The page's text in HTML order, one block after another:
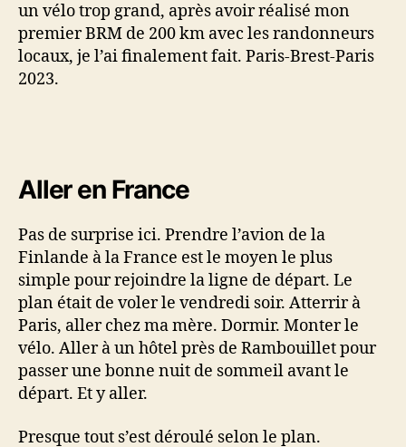
un vélo trop grand, après avoir réalisé mon
premier BRM de 200 km avec les randonneurs
locaux, je l’ai finalement fait. Paris-Brest-Paris
2023.
Aller en France
Pas de surprise ici. Prendre l’avion de la
Finlande à la France est le moyen le plus
simple pour rejoindre la ligne de départ. Le
plan était de voler le vendredi soir. Atterrir à
Paris, aller chez ma mère. Dormir. Monter le
vélo. Aller à un hôtel près de Rambouillet pour
passer une bonne nuit de sommeil avant le
départ. Et y aller.
Presque tout s’est déroulé selon le plan.